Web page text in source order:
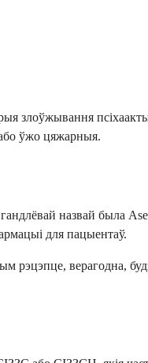
злоўжывання
або ўжо цяжарныя.
назвай была
для пацыентаў.
рэцэпце, верагодна,